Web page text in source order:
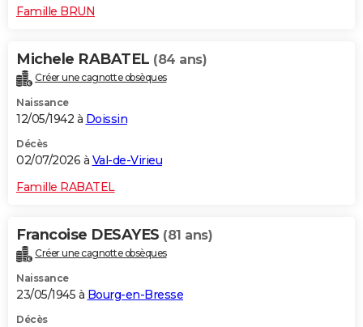
CARTE DE VOEUX
Dictionnaire
Biographies
Citations
Expressions
Proverbes
PROGRAMME TV
COPAINS D'AVANT
S'inscrire
Se connecter
Lycées
Collèges
Primaires
Universités
Entreprises
Service militaire
Avis de recherche
AVIS DE DÉCÈS
Famille BRUN
Michele RABATEL (84 ans)
Créer une cagnotte obsèques
Naissance
12/05/1942 à Doissin
Décès
02/07/2026 à Val-de-Virieu
Famille RABATEL
Francoise DESAYES (81 ans)
Créer une cagnotte obsèques
Naissance
23/05/1945 à Bourg-en-Bresse
Décès